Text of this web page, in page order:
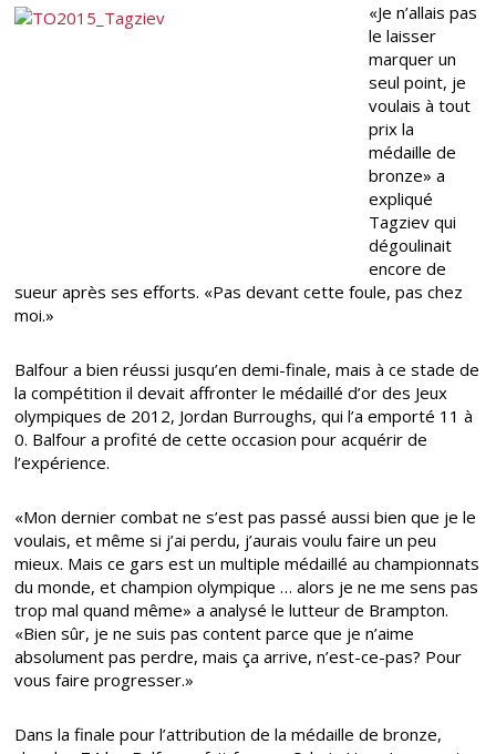
«Je n’allais pas
le laisser
marquer un
seul point, je
voulais à tout
prix la
médaille de
bronze» a
expliqué
Tagziev qui
dégoulinait
encore de
sueur après ses efforts. «Pas devant cette foule, pas chez
moi.»
Balfour a bien réussi jusqu’en demi-finale, mais à ce stade de
la compétition il devait affronter le médaillé d’or des Jeux
olympiques de 2012, Jordan Burroughs, qui l’a emporté 11 à
0. Balfour a profité de cette occasion pour acquérir de
l’expérience.
«Mon dernier combat ne s’est pas passé aussi bien que je le
voulais, et même si j’ai perdu, j’aurais voulu faire un peu
mieux. Mais ce gars est un multiple médaillé au championnats
du monde, et champion olympique … alors je ne me sens pas
trop mal quand même» a analysé le lutteur de Brampton.
«Bien sûr, je ne suis pas content parce que je n’aime
absolument pas perdre, mais ça arrive, n’est-ce-pas? Pour
vous faire progresser.»
Dans la finale pour l’attribution de la médaille de bronze,